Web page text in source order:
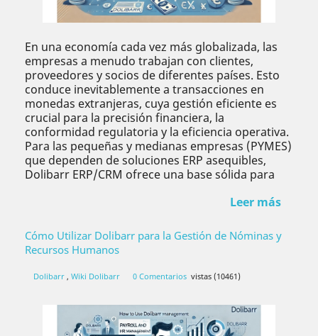
En una economía cada vez más globalizada, las
empresas a menudo trabajan con clientes,
proveedores y socios de diferentes países. Esto
conduce inevitablemente a transacciones en
monedas extranjeras, cuya gestión eficiente es
crucial para la precisión financiera, la
conformidad regulatoria y la eficiencia operativa.
Para las pequeñas y medianas empresas (PYMES)
que dependen de soluciones ERP asequibles,
Dolibarr ERP/CRM ofrece una base sólida para
Leer más
Cómo Utilizar Dolibarr para la Gestión de Nóminas y
Recursos Humanos
Dolibarr , Wiki Dolibarr 0 Comentarios vistas (10461)